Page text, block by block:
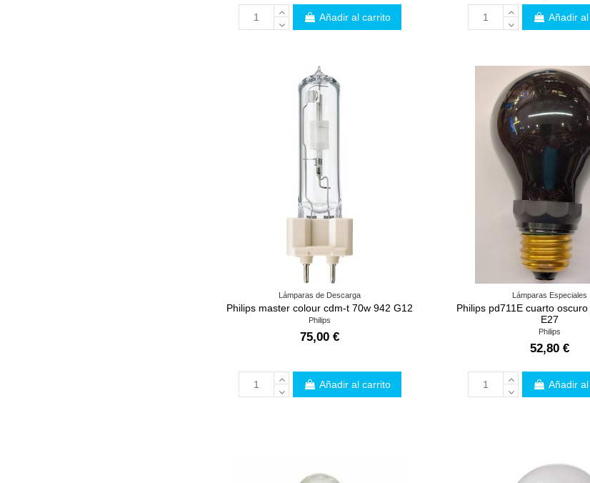
Añadir al carrito Añadir
Lámparas de Descarga
Philips master colour cdm-t 70w 942 G12
Philips
75,00 €
Añadir al carrito
Lámparas Especiales
Philips pd711E cuarto
E27
Philips
52,80 €
Añadir